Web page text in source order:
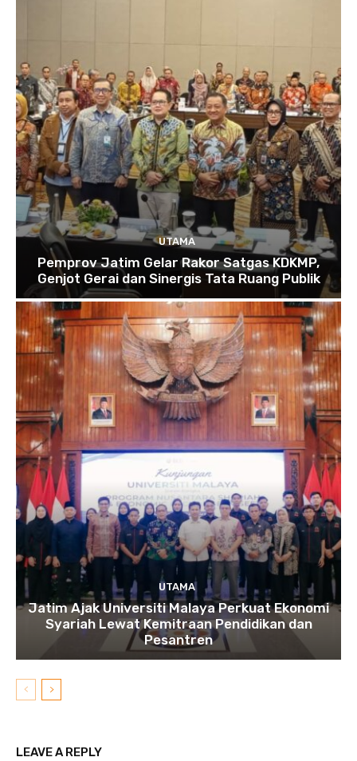
UTAMA
Pemprov Jatim Gelar Rakor Satgas KDKMP,
Genjot Gerai dan Sinergis Tata Ruang Publik
UTAMA
Jatim Ajak Universiti Malaya Perkuat Ekonomi
Syariah Lewat Kemitraan Pendidikan dan
Pesantren
LEAVE A REPLY